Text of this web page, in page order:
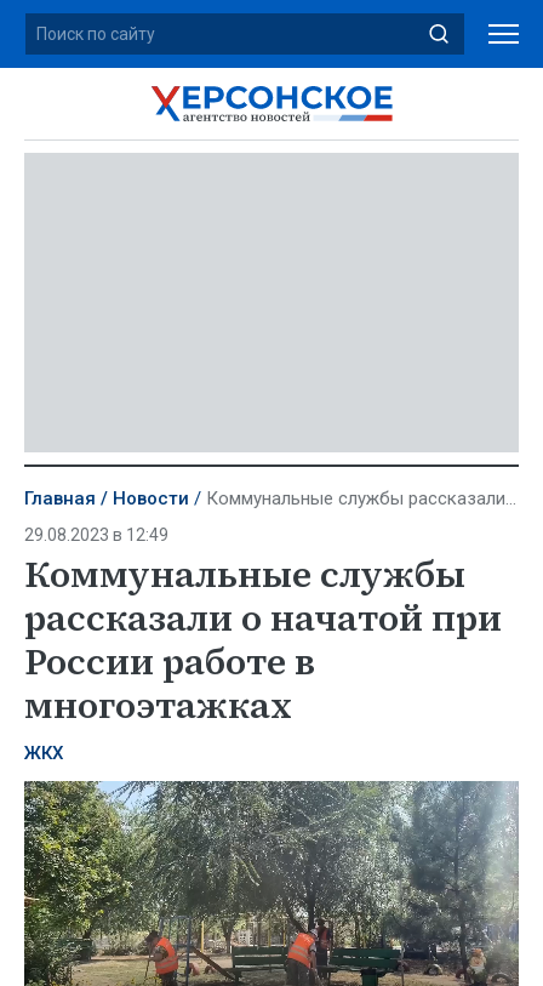
Главная Новости Коммунальные службы рассказали о начатой при России работе в многоэтажках
29.08.2023 в 12:49
Коммунальные службы
рассказали о начатой при
России работе в
многоэтажках
ЖКХ